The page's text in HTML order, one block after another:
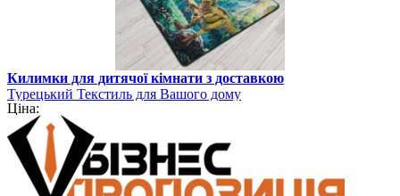
Килимки для дитячої кімнати з доставкою
Турецький Текстиль для Вашого дому
Ціна: